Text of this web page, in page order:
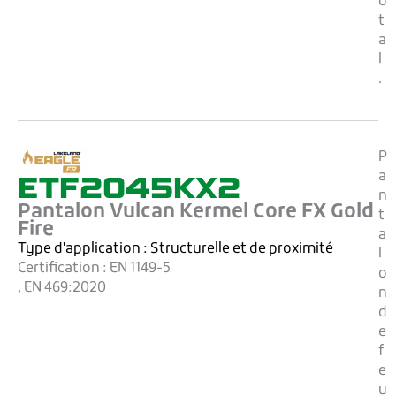
t
a
l
.
ETF2045KX2
Pantalon Vulcan Kermel Core FX Gold
Fire
Type d'application : Structurelle et de proximité
Certification : EN 1149-5
, EN 469:2020
P
a
n
t
a
l
o
n
d
e
f
e
u